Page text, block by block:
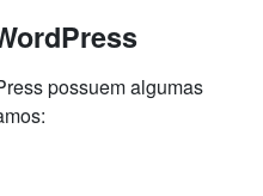
possuem algumas